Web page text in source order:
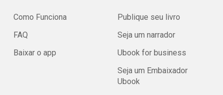
Como Funciona
FAQ
Baixar o app
Publique seu livro
Seja um narrador
Ubook for business
Seja um Embaixador
Ubook